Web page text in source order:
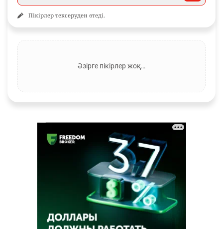
Пікірлер тексеруден өтеді.
Әзірге пікірлер жоқ…